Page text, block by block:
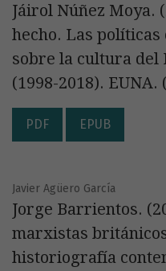
Jáirol Núñez Moya.
hecho. Las
sobre la cultura del
(1998-2018). EUNA.
PDF EPUB
Javier Agüero García
Jorge Barrientos.
marxistas
historiografía